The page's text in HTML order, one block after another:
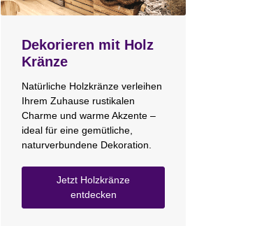
Dekorieren mit Holz
Kränze
Natürliche Holzkränze verleihen
Ihrem Zuhause rustikalen
Charme und warme Akzente –
ideal für eine gemütliche,
naturverbundene Dekoration.
Jetzt Holzkränze
entdecken